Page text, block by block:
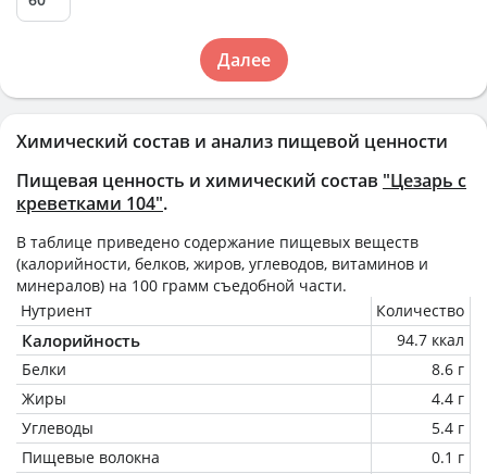
Химический состав и анализ пищевой ценности
Пищевая ценность и химический состав "Цезарь с
креветками 104".
В таблице приведено содержание пищевых веществ
(калорийности, белков, жиров, углеводов, витаминов и
минералов) на 100 грамм съедобной части.
Нутриент
Количество
Калорийность
94.7 ккал
Белки
8.6 г
Жиры
4.4 г
Углеводы
5.4 г
Пищевые волокна
0.1 г
Далее